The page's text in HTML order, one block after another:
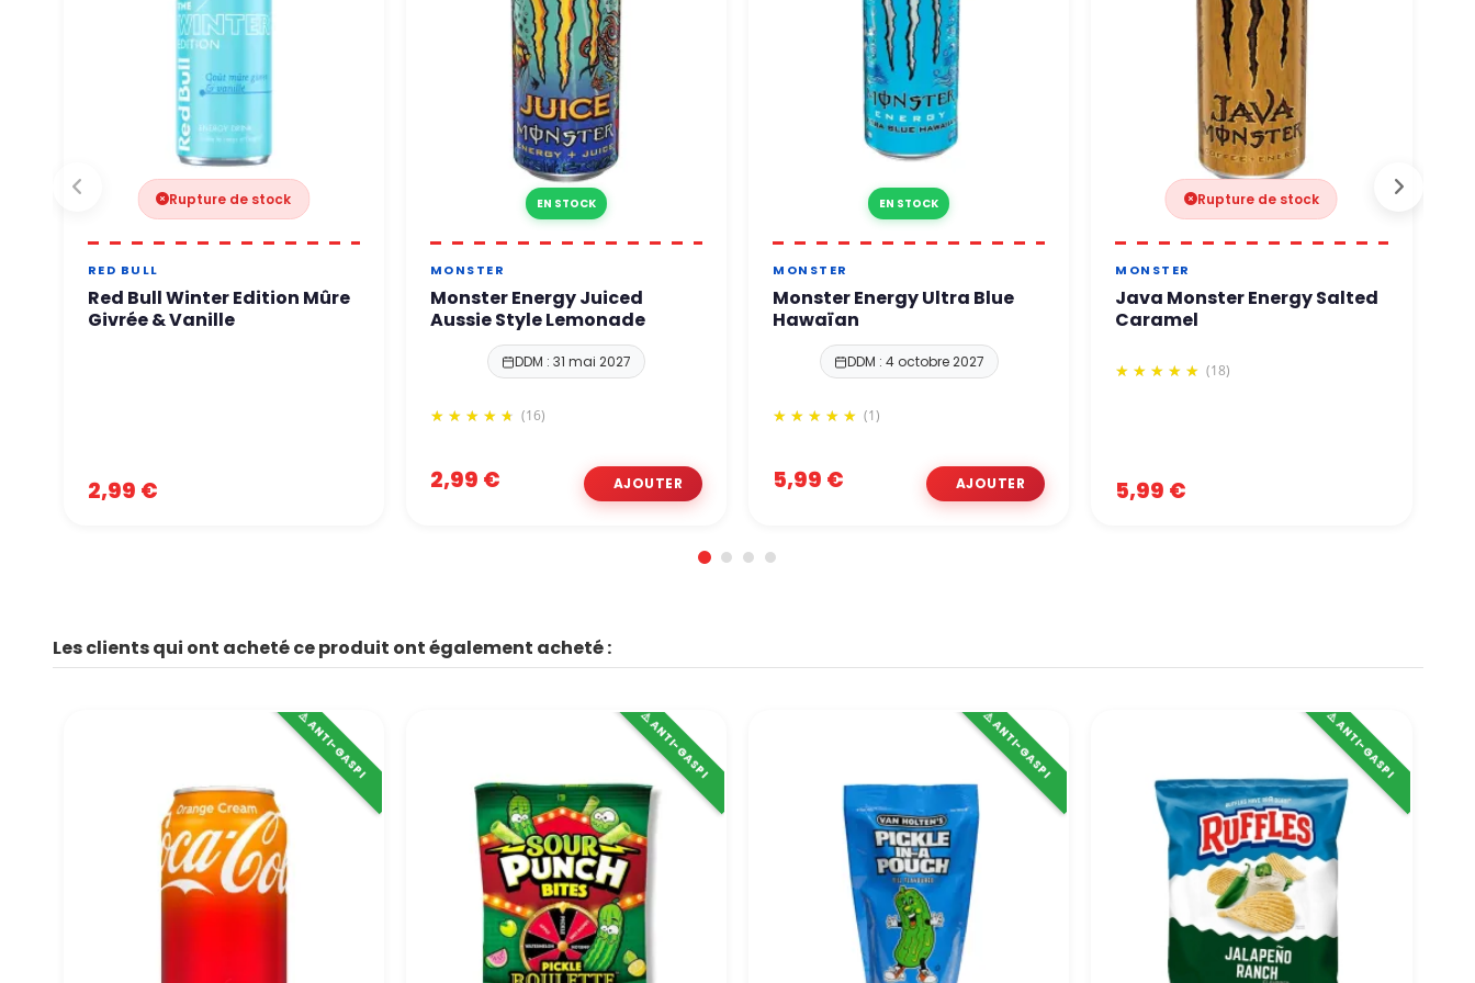
Rupture de stock
RED BULL
Red Bull Winter Edition Mûre
Givrée & Vanille
2,99 €
EN STOCK
MONSTER
Monster Energy Juiced
Aussie Style Lemonade
DDM : 31 mai 2027
(16)
2,99 €
EN STOCK
MONSTER
Monster Energy Ultra Blue
Hawaïan
DDM : 4 octobre 2027
(1)
5,99 €
Rupture de stock
MONSTER
Java Monster Energy Salted
Caramel
(18)
5,99 €
Les clients qui ont acheté ce produit ont également acheté :
⚠️ ANTI-GASPI ⚠️ ANTI-GASPI ⚠️ ANTI-GASPI ⚠️ ANTI-GASPI